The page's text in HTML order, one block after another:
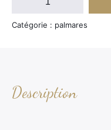
Catégorie : palmares
Description